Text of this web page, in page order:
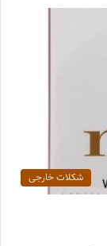
شکلات خارجی